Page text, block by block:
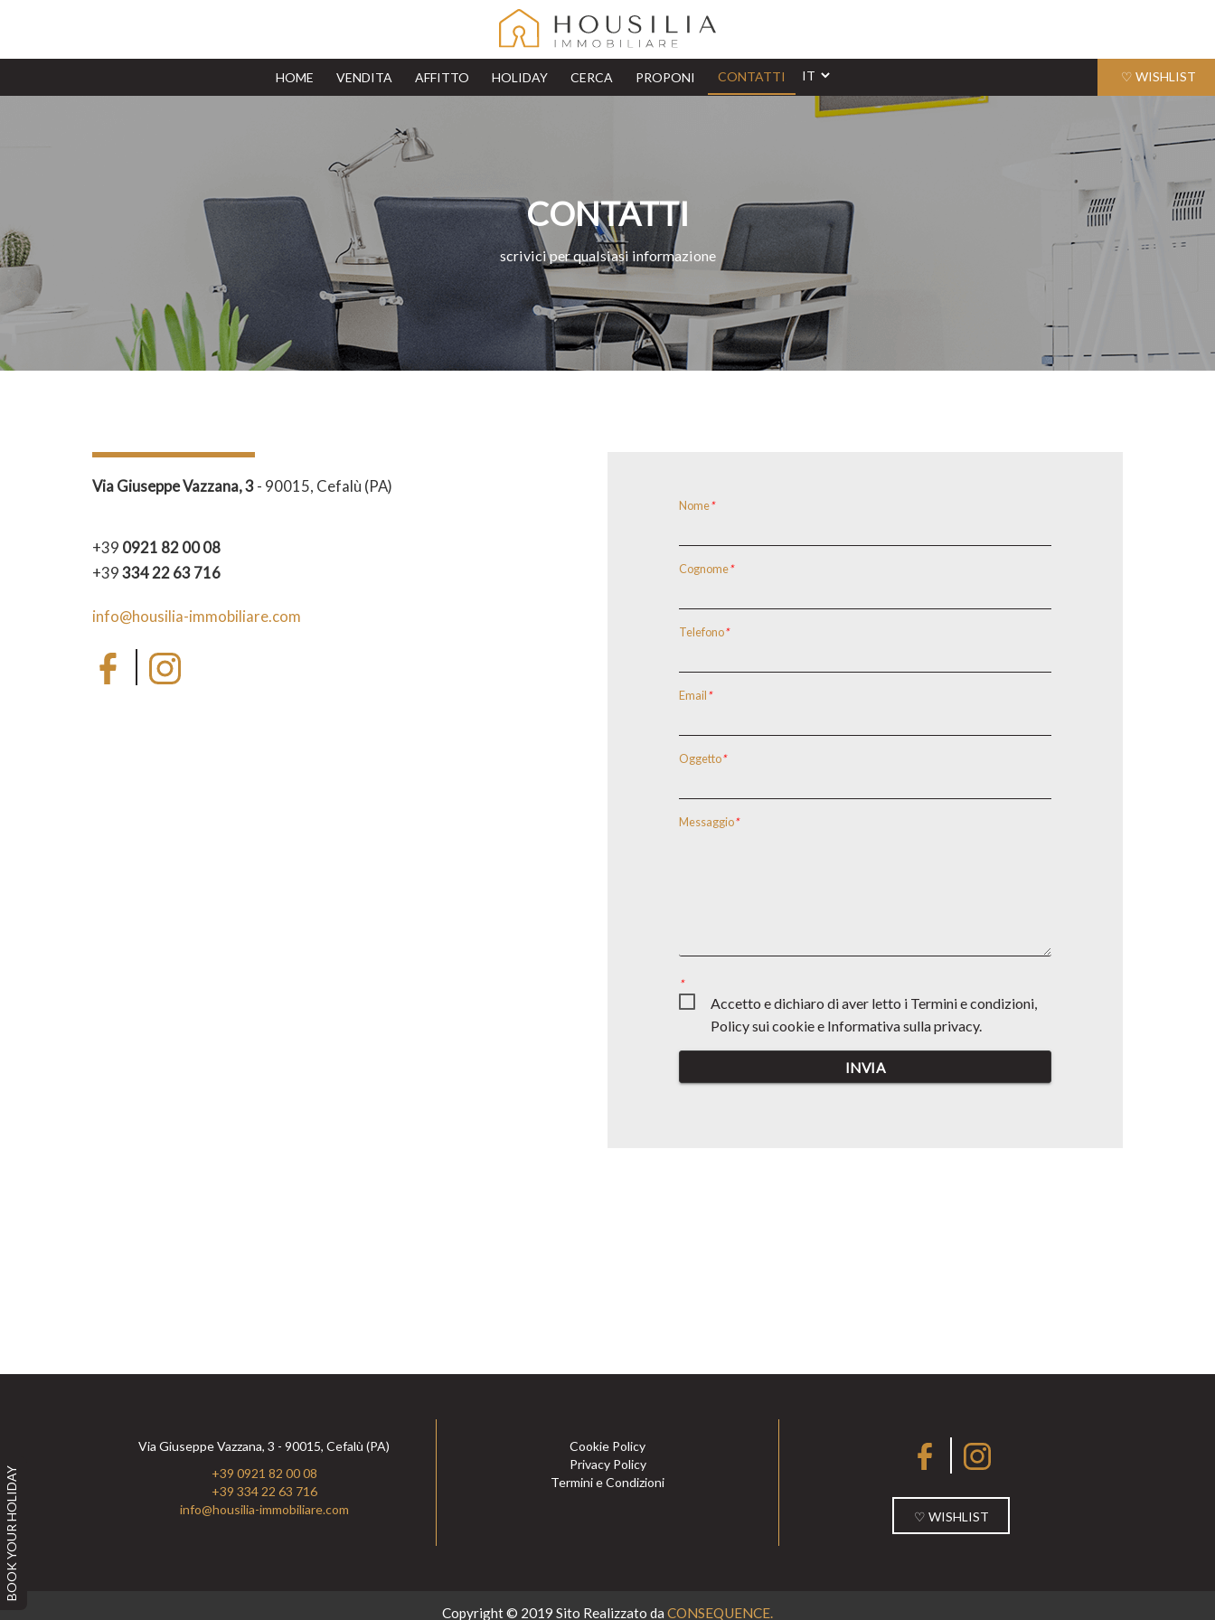
HOME(current)VENDITA AFFITTO HOLIDAY CERCA PROPONI CONTATTI ♡ WISHLIST
CONTATTI
scrivici per qualsiasi informazione
BOOK YOUR HOLIDAY
Via Giuseppe Vazzana, 3- 90015, Cefalù (PA)
+39 0921 82 00 08
+39334 22 63 716
info@housilia-immobiliare.com
Nome*
Cognome*
Telefono*
Email*
Oggetto*
Messaggio*
*
Accetto e dichiaro di aver letto i Termini e condizioni,
Policy sui cookie e Informativa sulla privacy.
Via Giuseppe Vazzana, 3 - 90015, Cefalù (PA)
+39 0921 82 00 08
+39 334 22 63 716
info@housilia-immobiliare.com
Cookie Policy
Privacy Policy
Termini e Condizioni
♡ WISHLIST
Copyright © 2019 Sito Realizzato da CONSEQUENCE.